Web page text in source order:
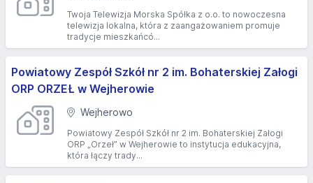
Twoja Telewizja Morska Spółka z o.o. to nowoczesna
telewizja lokalna, która z zaangażowaniem promuje
tradycje mieszkańcó...
Powiatowy Zespół Szkół nr 2 im. Bohaterskiej Załogi
ORP ORZEŁ w Wejherowie
Wejherowo
Powiatowy Zespół Szkół nr 2 im. Bohaterskiej Załogi
ORP „Orzeł” w Wejherowie to instytucja edukacyjna,
która łączy trady...